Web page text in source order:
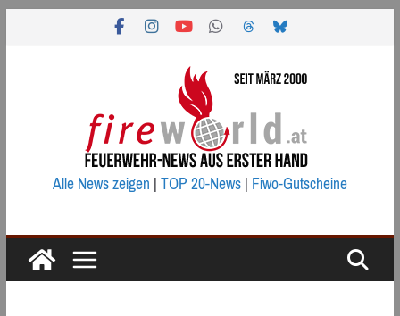
Alle News zeigen|TOP 20-News|Fiwo-Gutscheine